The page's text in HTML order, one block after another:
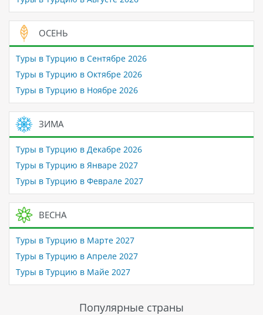
ОСЕНЬ
Туры в Турцию в Сентябре 2026
Туры в Турцию в Октябре 2026
Туры в Турцию в Ноябре 2026
ЗИМА
Туры в Турцию в Декабре 2026
Туры в Турцию в Январе 2027
Туры в Турцию в Феврале 2027
ВЕСНА
Туры в Турцию в Марте 2027
Туры в Турцию в Апреле 2027
Туры в Турцию в Майе 2027
Популярные страны